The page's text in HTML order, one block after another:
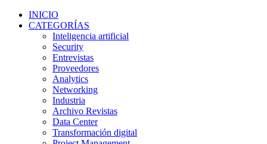
INICIO
CATEGORÍAS
Inteligencia artificial
Security
Entrevistas
Proveedores
Analytics
Networking
Industria
Archivo Revistas
Data Center
Transformación digital